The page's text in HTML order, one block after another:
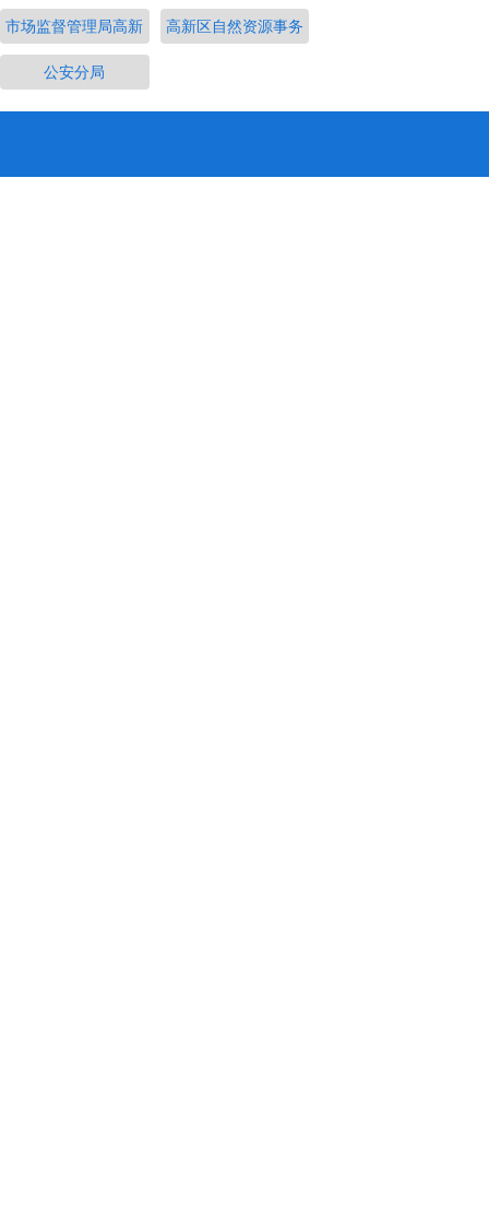
市场监督管理局高新 高新区自然资源事务
公安分局